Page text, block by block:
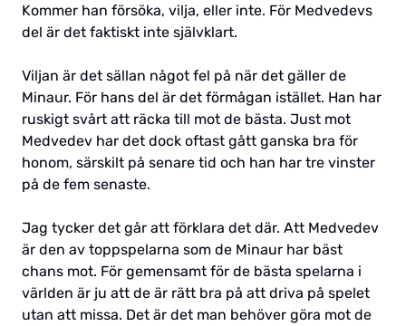
Kommer han försöka, vilja, eller inte. För Medvedevs
del är det faktiskt inte självklart.
Viljan är det sällan något fel på när det gäller de
Minaur. För hans del är det förmågan istället. Han har
ruskigt svårt att räcka till mot de bästa. Just mot
Medvedev har det dock oftast gått ganska bra för
honom, särskilt på senare tid och han har tre vinster
på de fem senaste.
Jag tycker det går att förklara det där. Att Medvedev
är den av toppspelarna som de Minaur har bäst
chans mot. För gemensamt för de bästa spelarna i
världen är ju att de är rätt bra på att driva på spelet
utan att missa. Det är det man behöver göra mot de